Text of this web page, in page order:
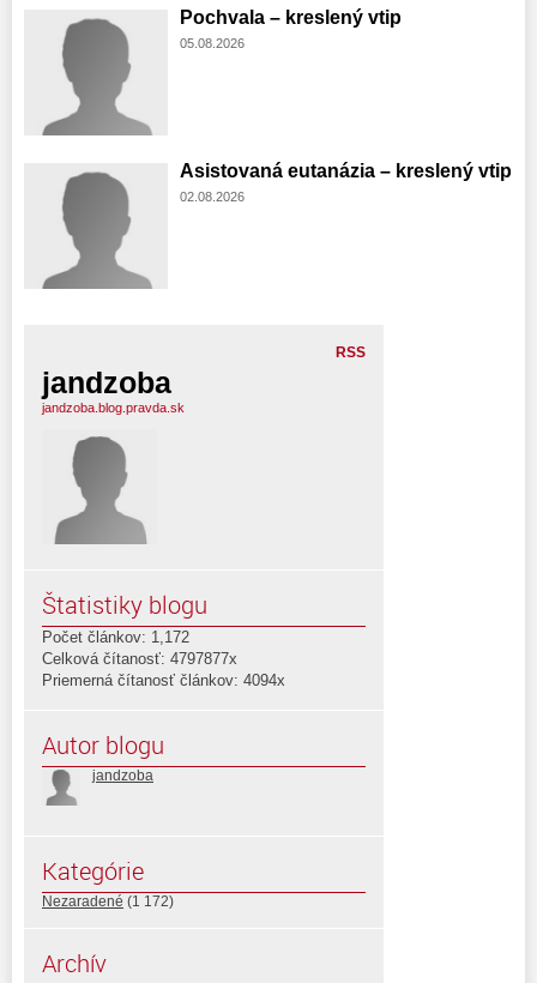
Pochvala – kreslený vtip
05.08.2026
Asistovaná eutanázia – kreslený vtip
02.08.2026
RSS
jandzoba
jandzoba.blog.pravda.sk
Štatistiky blogu
Počet článkov: 1,172
Celková čítanosť: 4797877x
Priemerná čítanosť článkov: 4094x
Autor blogu
jandzoba
Kategórie
Nezaradené (1 172)
Archív